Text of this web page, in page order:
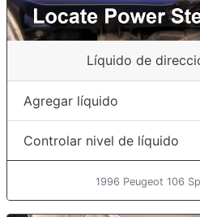
Líquido de
Agregar líquido
Controlar nivel de líquido
1996 Peugeot 106